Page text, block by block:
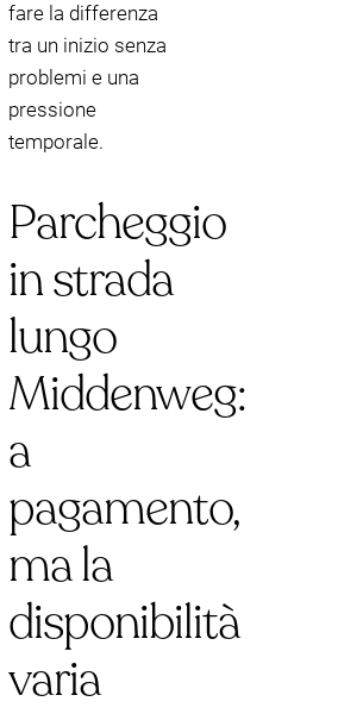
fare la differenza
tra un inizio senza
problemi e una
pressione
temporale.
Parcheggio
in strada
lungo
Middenweg:
a
pagamento,
ma la
disponibilità
varia